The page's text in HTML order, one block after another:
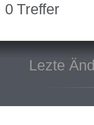
0 Treffer
Lezte